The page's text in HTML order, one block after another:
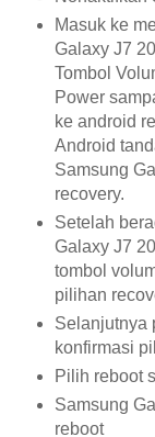
Masuk ke
Galaxy J7
Tombol
Power
ke android
Android
Samsung
recovery.
Setelah
Galaxy J7
tombol
pilihan
Selanjutnya
konfirmasi
Pilih reboot
Samsung
reboot